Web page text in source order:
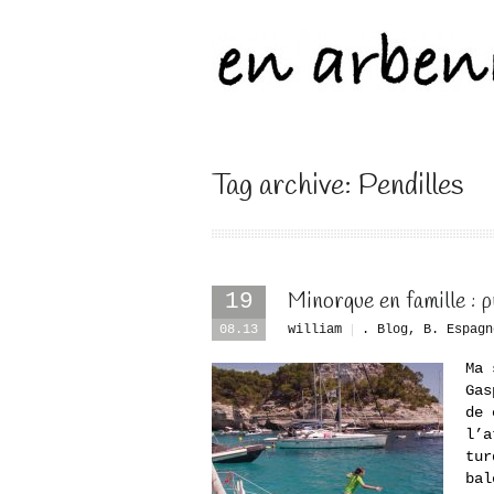
Tag archive: Pendilles
19
08.13
Minorque en famille :
william . Blog, B.
de